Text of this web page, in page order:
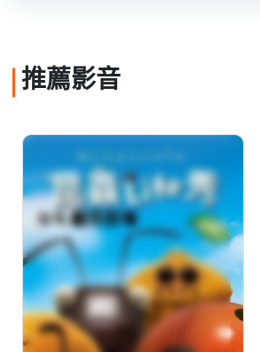
推薦影音
昆蟲LIFE秀【3D動畫】
第2集 4.霸克登場